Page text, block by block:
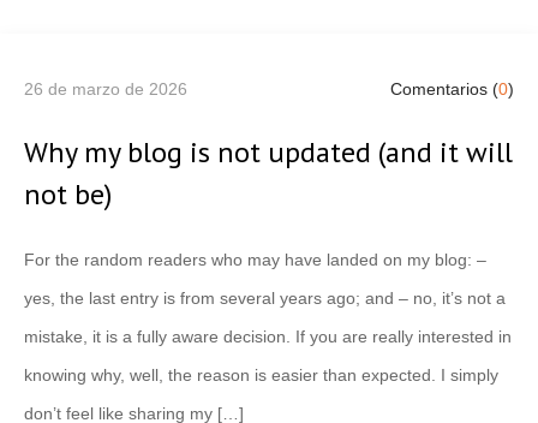
26 de marzo de 2026 Comentarios (0)
Why my blog is not updated (and it will
not be)
For the random readers who may have landed on my blog: –
yes, the last entry is from several years ago; and – no, it’s not a
mistake, it is a fully aware decision. If you are really interested in
knowing why, well, the reason is easier than expected. I simply
don’t feel like sharing my […]